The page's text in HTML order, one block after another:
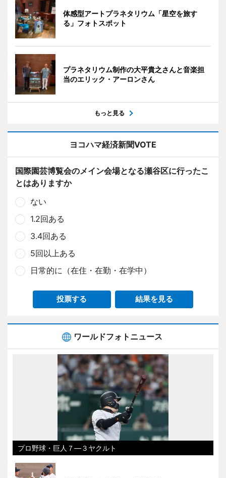
体感型アートプラネタリウム「星空を旅す
る」フォトスポット
プラネタリウム制作の大平貴之さんと音楽担
当のエリック・アーロンさん
もっと見る
ヨコハマ経済新聞VOTE
国際園芸博覧会のメイン会場となる瀬谷区に行ったこ
とはありますか
ない
1.2回ある
3.4回ある
5回以上ある
日常的に（在住・在勤・在学中）
投票する 結果を見る
ワールドフォトニュース
プロ野球・巨人７―３ヤクルト